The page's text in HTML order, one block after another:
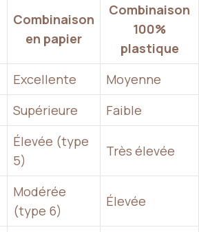
Combinaison
en papier
Combinaison
100%
plastique
Excellente
Moyenne
Supérieure
Faible
Élevée (type
5)
Très élevée
Modérée
(type 6)
Élevée